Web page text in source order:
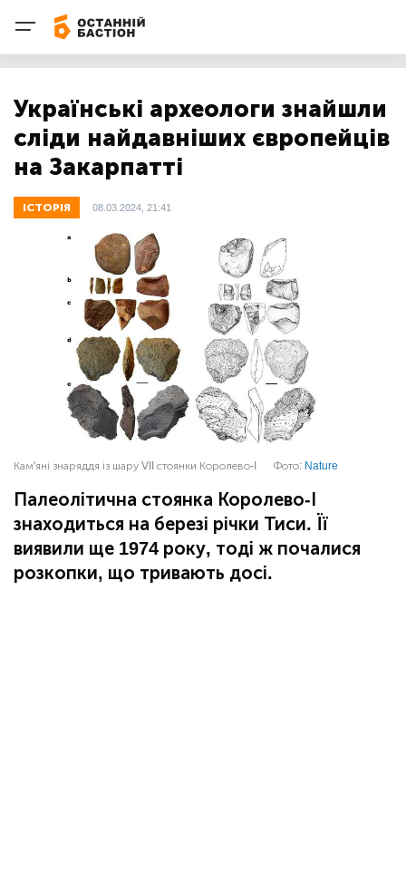
Українські археологи знайшли
сліди найдавніших європейців
на Закарпатті
ІСТОРІЯ 08.03.2024, 21:41
Кам'яні знаряддя із шару VII стоянки Королево-I Фото: Nature
Палеолітична стоянка Королево-І
знаходиться на березі річки Тиси. Її
виявили ще 1974 року, тоді ж почалися
розкопки, що тривають досі.